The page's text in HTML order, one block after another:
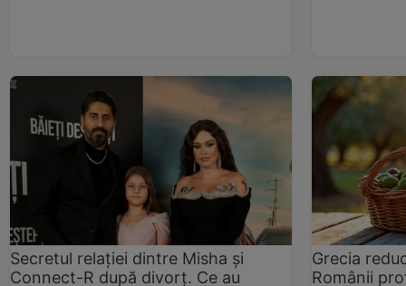
Secretul relației dintre Misha și
Connect-R după divorț. Ce au
Grecia
Românii